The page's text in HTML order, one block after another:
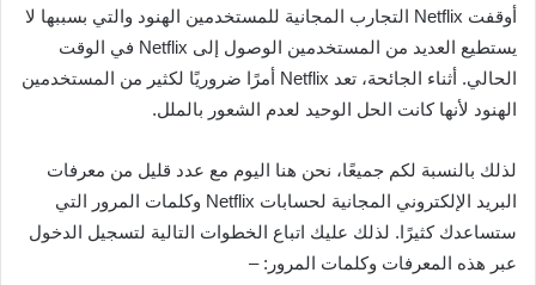
أوقفت Netflix التجارب المجانية للمستخدمين الهنود والتي بسببها لا
يستطيع العديد من المستخدمين الوصول إلى Netflix في الوقت
الحالي. أثناء الجائحة، تعد Netflix أمرًا ضروريًا لكثير من المستخدمين
الهنود لأنها كانت الحل الوحيد لعدم الشعور بالملل.
لذلك بالنسبة لكم جميعًا، نحن هنا اليوم مع عدد قليل من معرفات
البريد الإلكتروني المجانية لحسابات Netflix وكلمات المرور التي
ستساعدك كثيرًا. لذلك عليك اتباع الخطوات التالية لتسجيل الدخول
عبر هذه المعرفات وكلمات المرور: –